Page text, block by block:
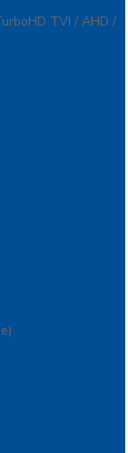
TVI / AHD /